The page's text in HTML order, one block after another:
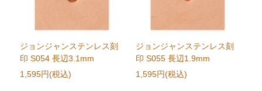
ジョンジャンステンレス刻
印 S054 長辺3.1mm
1,595円(税込)
ジョンジャンステンレス刻
印 S055 長辺1.9mm
1,595円(税込)